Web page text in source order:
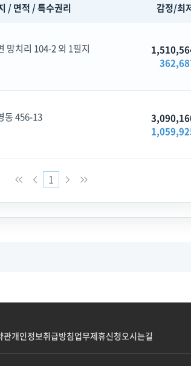
/ 면적 / 특수권리 감정/최
망치리 104-2 외 1필지
동 456-13
1
관개인정보취급방침업무제휴신청오시는길